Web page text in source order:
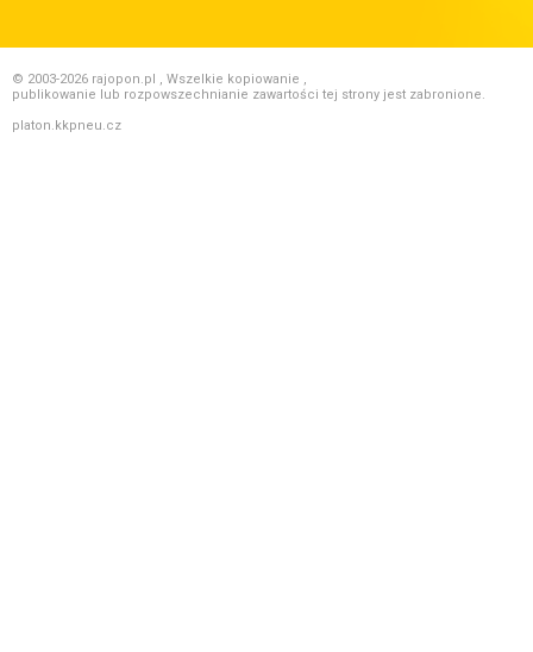
© 2003-2026 rajopon.pl , Wszelkie kopiowanie ,
publikowanie lub rozpowszechnianie zawartości tej strony jest zabronione.
platon.kkpneu.cz